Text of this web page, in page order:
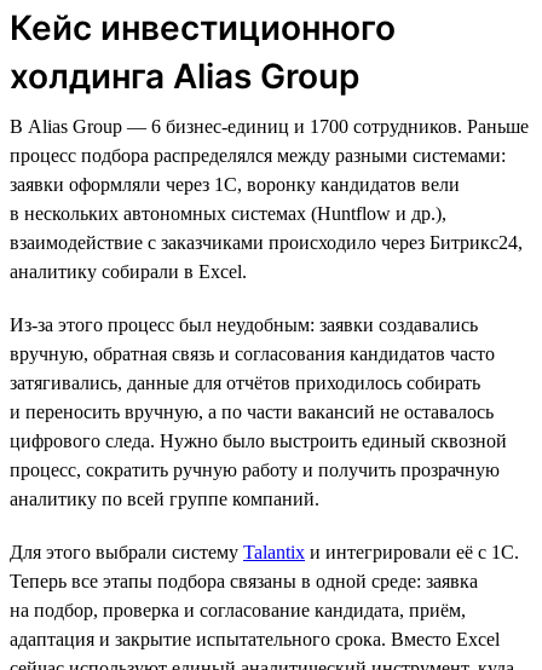
Кейс инвестиционного
холдинга Alias Group
В Alias Group — 6 бизнес-единиц и 1700 сотрудников. Раньше
процесс подбора распределялся между разными системами:
заявки оформляли через 1С, воронку кандидатов вели
в нескольких автономных системах (Huntflow и др.),
взаимодействие с заказчиками происходило через Битрикс24,
аналитику собирали в Excel.
Из-за этого процесс был неудобным: заявки создавались
вручную, обратная связь и согласования кандидатов часто
затягивались, данные для отчётов приходилось собирать
и переносить вручную, а по части вакансий не оставалось
цифрового следа. Нужно было выстроить единый сквозной
процесс, сократить ручную работу и получить прозрачную
аналитику по всей группе компаний.
Для этого выбрали систему Talantix и интегрировали её с 1С.
Теперь все этапы подбора связаны в одной среде: заявка
на подбор, проверка и согласование кандидата, приём,
адаптация и закрытие испытательного срока. Вместо Excel